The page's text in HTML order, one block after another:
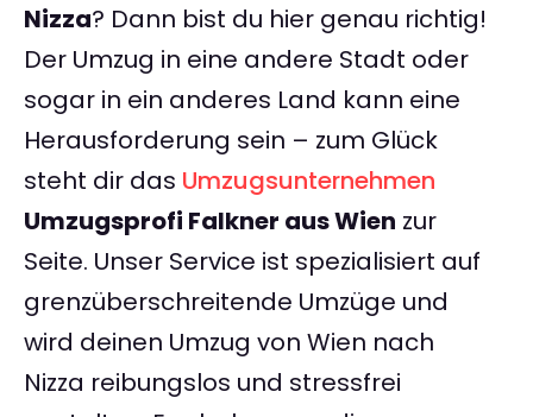
Nizza? Dann bist du hier genau richtig!
Der Umzug in eine andere Stadt oder
sogar in ein anderes Land kann eine
Herausforderung sein – zum Glück
steht dir das Umzugsunternehmen
Umzugsprofi Falkner aus Wien zur
Seite. Unser Service ist spezialisiert auf
grenzüberschreitende Umzüge und
wird deinen Umzug von Wien nach
Nizza reibungslos und stressfrei